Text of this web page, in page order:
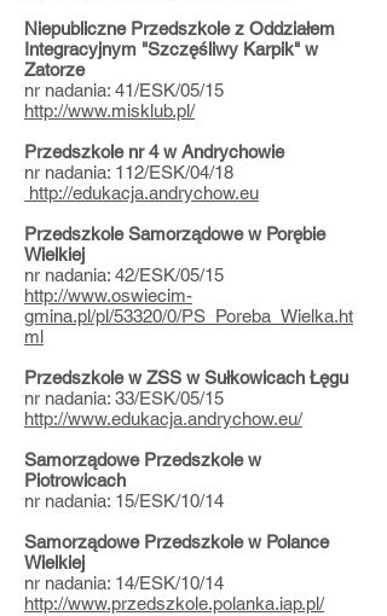
Niepubliczne Przedszkole z Oddziałem
Integracyjnym "Szczęśliwy Karpik" w
Zatorze
nr nadania: 41/ESK/05/15
http://www.misklub.pl/
Przedszkole nr 4 w Andrychowie
nr nadania: 112/ESK/04/18
http://edukacja.andrychow.eu
Przedszkole Samorządowe w Porębie
Wielkiej
nr nadania: 42/ESK/05/15
http://www.oswiecim-
gmina.pl/pl/53320/0/PS_Poreba_Wielka.ht
ml
Przedszkole w ZSS w Sułkowicach Łęgu
nr nadania: 33/ESK/05/15
http://www.edukacja.andrychow.eu/
Samorządowe Przedszkole w
Piotrowicach
nr nadania: 15/ESK/10/14
Samorządowe Przedszkole w Polance
Wielkiej
nr nadania: 14/ESK/10/14
http://www.przedszkole.polanka.iap.pl/